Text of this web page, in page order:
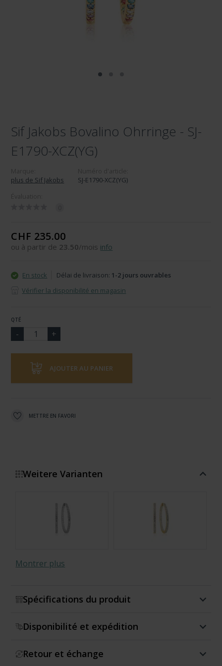
Sif Jakobs Bovalino Ohrringe - SJ-
E1790-XCZ(YG)
plus de Sif Jakobs
SJ-E1790-XCZ(YG)
CHF 235.00
ou à partir de 23.50/mois info
En stock Délai de livraison: 1-2 jours ouvrables
Vérifier la disponibilité en magasin
QTÉ
AJOUTER AU PANIER
METTRE EN FAVORI
Weitere Varianten
Montrer plus
Spécifications du produit
Disponibilité et expédition
Retour et échange